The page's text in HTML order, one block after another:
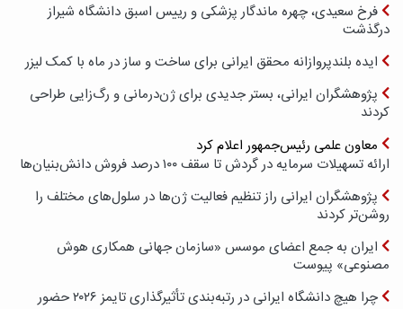
فرخ سعیدی، چهره ماندگار پزشکی و رییس اسبق دانشگاه شیراز
درگذشت
ایده بلندپروازانه محقق ایرانی برای ساخت و ساز در ماه با کمک لیزر
پژوهشگران ایرانی، بستر جدیدی برای ژن‌درمانی و رگ‌زایی طراحی
کردند
معاون علمی رئیس‌جمهور اعلام کرد
ارائه تسهیلات سرمایه در گردش تا سقف ۱۰۰ درصد فروش دانش‌بنیان‌ها
پژوهشگران ایرانی راز تنظیم فعالیت ژن‌ها در سلول‌های مختلف را
روشن‌تر کردند
ایران به جمع اعضای موسس «سازمان جهانی همکاری هوش
مصنوعی» پیوست
چرا هیچ دانشگاه ایرانی در رتبه‌بندی تأثیرگذاری تایمز ۲۰۲۶ حضور